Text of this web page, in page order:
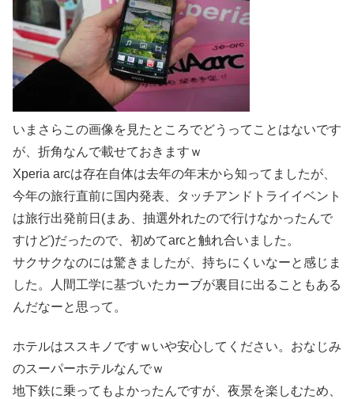
いまさらこの画像を見たところでどうってことはないです
が、折角なんで載せておきますｗ
Xperia arcは存在自体は去年の年末から知ってましたが、
今年の旅行直前に国内発表、タッチアンドトライイベント
は旅行出発前日(まあ、抽選外れたので行けなかったんで
すけど)だったので、初めてarcと触れ合いました。
サクサクなのには驚きましたが、持ちにくいなーと感じま
した。人間工学に基づいたカーブが裏目に出ることもある
んだなーと思って。
ホテルはススキノですｗいや安心してください。おなじみ
のスーパーホテルなんでｗ
地下鉄に乗ってもよかったんですが、夜景を楽しむため、